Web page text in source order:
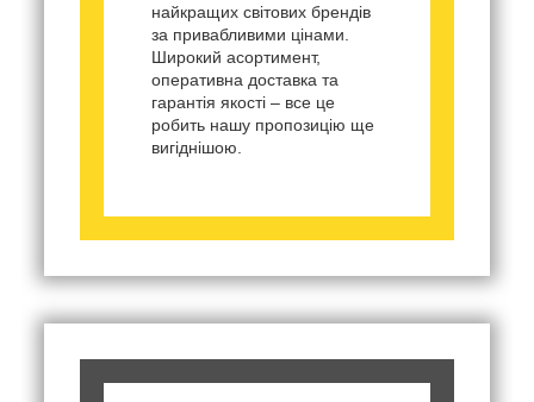
найкращих світових брендів
за привабливими цінами.
Широкий асортимент,
оперативна доставка та
гарантія якості – все це
робить нашу пропозицію ще
вигіднішою.